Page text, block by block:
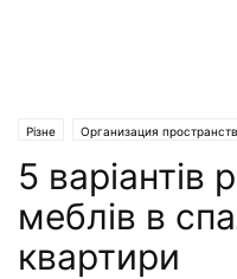
Різне Организация
5 варіантів
меблів в
квартири